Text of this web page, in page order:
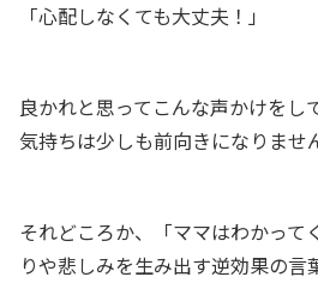
「心配しなくても大丈夫！」
良かれと思ってこんな声かけをし
気持ちは少しも前向きになりませ
それどころか、「ママはわかって
りや悲しみを生み出す逆効果の言